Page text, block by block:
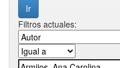
Filtros actuales: